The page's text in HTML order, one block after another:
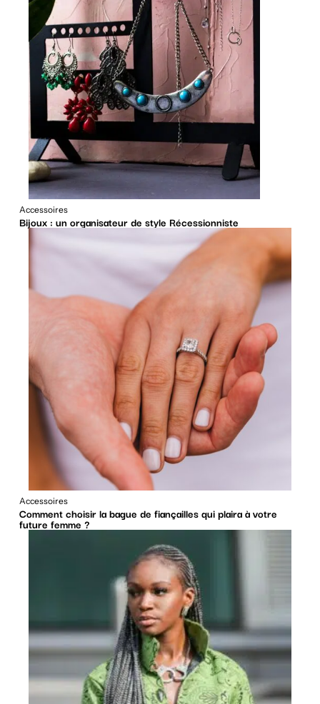
Accessoires
Bijoux : un organisateur de style Récessionniste
Accessoires
Comment choisir la bague de fiançailles qui plaira à votre
future femme ?